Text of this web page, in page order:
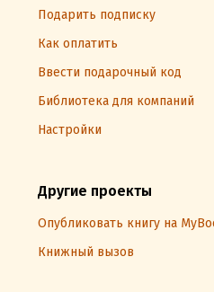
Подарить подписку
Как оплатить
Ввести подарочный код
Библиотека для компаний
Настройки
Другие проекты
Опубликовать книгу на
Книжный вызов